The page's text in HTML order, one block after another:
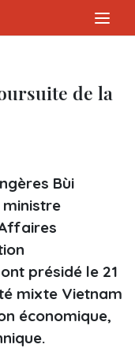
de la
Bùi
ministre
présidé le 21
mixte Vietnam
économique,